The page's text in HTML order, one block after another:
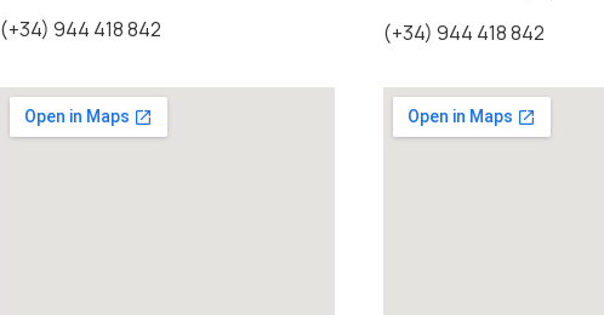
(+34) 944 418 842
(+34) 944 418 842